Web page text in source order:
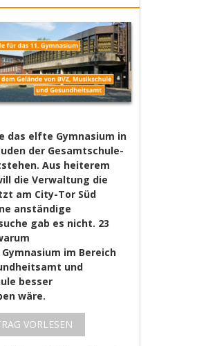
das elfte Gymnasium in
der Gesamtschule-
Aus heiterem
die Verwaltung die
am City-Tor Süd
anständige
gab es nicht. 23
im Bereich
und
besser
wäre.
VORLESEN